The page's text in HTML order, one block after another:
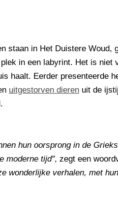
staan in Het Duistere
in een labyrint. Het is niet
haalt. Eerder presenteerde
uitgestorven dieren uit de
hun oorsprong in de
moderne tijd", zegt een
wonderlijke verhalen, met